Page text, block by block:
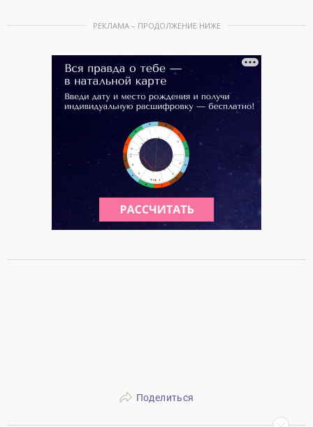
РЕКЛАМА – ПРОДОЛЖЕНИЕ НИЖЕ
Поделиться